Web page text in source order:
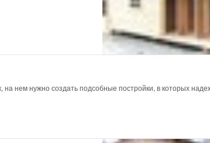
на нем нужно создать подсобные постройки, в которых